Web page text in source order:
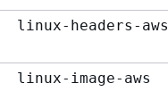
linux-headers-aws
linux-image-aws